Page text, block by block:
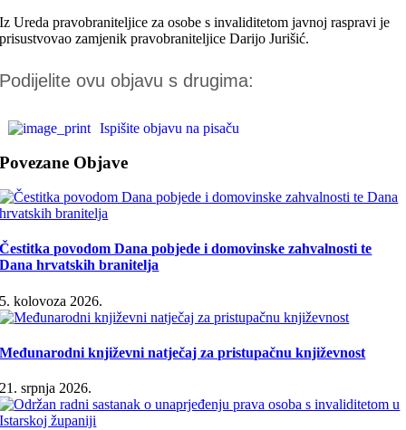
Iz Ureda pravobraniteljice za osobe s invaliditetom javnoj raspravi je
prisustvovao zamjenik pravobraniteljice Darijo Jurišić.
Podijelite ovu objavu s drugima:
Ispišite objavu na pisaču
Povezane Objave
Čestitka povodom Dana pobjede i domovinske zahvalnosti te
Dana hrvatskih branitelja
5. kolovoza 2026.
Međunarodni književni natječaj za pristupačnu književnost
21. srpnja 2026.